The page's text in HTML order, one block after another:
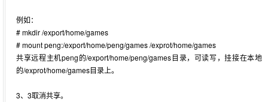
例如：
# mkdir /export/home/games
# mount peng:/export/home/peng/games /exprot/home/games
共享远程主机peng的/export/home/peng/games目录，可读写，挂接在本地
的/exprot/home/games目录上。
3、3取消共享。